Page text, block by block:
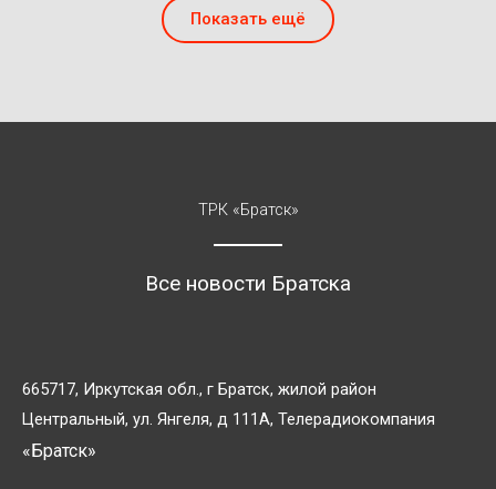
Показать ещё
ТРК «Братск»
Все новости Братска
665717, Иркутская обл., г Братск, жилой район
Центральный, ул. Янгеля, д 111А, Телерадиокомпания
«Братск»